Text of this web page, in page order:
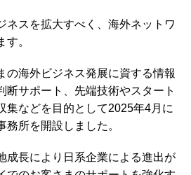
ネスを拡大すべく、海外ネットワ
。
の海外ビジネス発展に資する情報
断サポート、先端技術やスタート
集などを目的として2025年4月に
務所を開設しました。
成長により日系企業による進出が